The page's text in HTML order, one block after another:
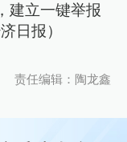
建立一键举报
日报）
责任编辑：陶龙鑫